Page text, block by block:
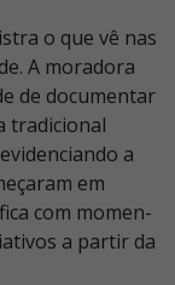
o que vê nas
A moradora
de documentar
tradi­cional
a
em
com momen­
a par­tir da